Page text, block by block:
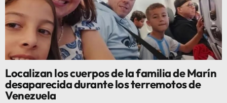
Localizan los cuerpos de la familia de Marín
desaparecida durante los terremotos de
Venezuela